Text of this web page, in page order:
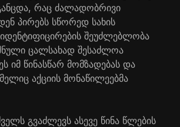
რაც ძალადობრივი
პირებს სწორედ სახის
შეუძლებლობა
ცალსახად შესაძლოა
იმ წინასწარ მომზადებას და
აქციის მონაწილეებმა
გვაძლევს ასევე წინა წლების